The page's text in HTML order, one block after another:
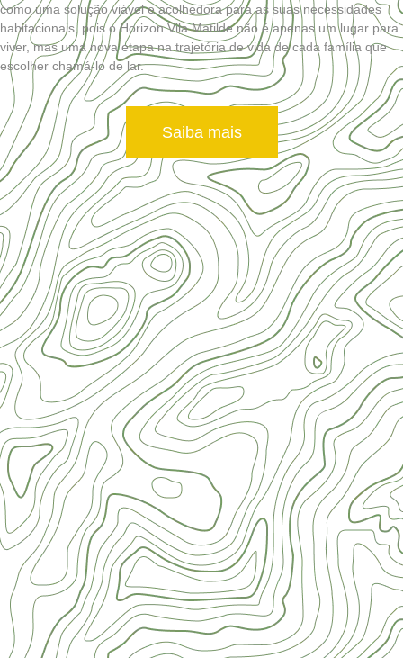
como uma solução viável e acolhedora para as suas necessidades
habitacionais, pois o Horizon Vila Matilde não é apenas um lugar para
viver, mas uma nova etapa na trajetória de vida de cada família que
escolher chamá-lo de lar.
Saiba mais